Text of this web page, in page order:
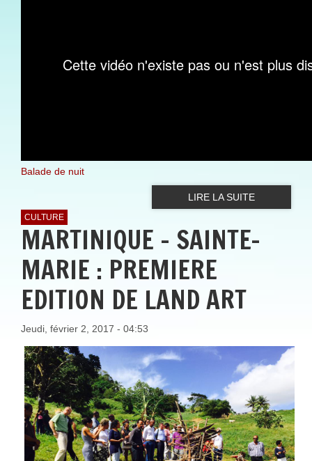
Balade de nuit
LIRE LA SUITE
CULTURE
MARTINIQUE - SAINTE-
MARIE : PREMIERE
EDITION DE LAND ART
Jeudi, février 2, 2017 - 04:53